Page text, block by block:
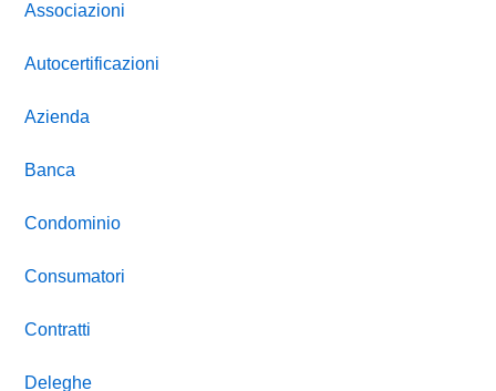
Associazioni
Autocertificazioni
Azienda
Banca
Condominio
Consumatori
Contratti
Deleghe